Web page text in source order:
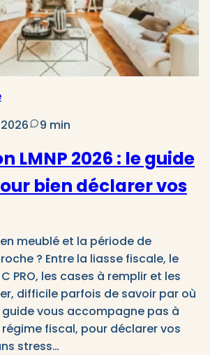
9 min
LMNP 2026 : le guide
bien déclarer vos
meublé et la période de
? Entre la liasse fiscale, le
PRO, les cases à remplir et les
difficile parfois de savoir par où
vous accompagne pas à
fiscal, pour déclarer vos
stress…